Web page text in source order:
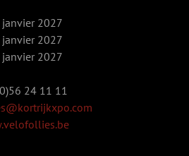
janvier 2027
janvier 2027
janvier 2027
24 11 11